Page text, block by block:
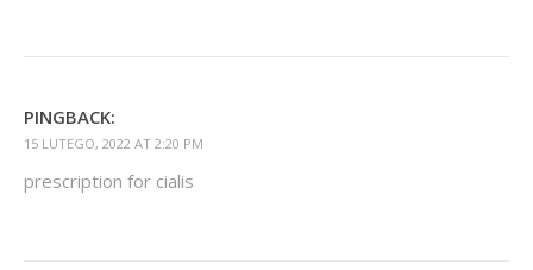
PINGBACK:
15 LUTEGO, 2022 AT 2:20 PM
prescription for cialis